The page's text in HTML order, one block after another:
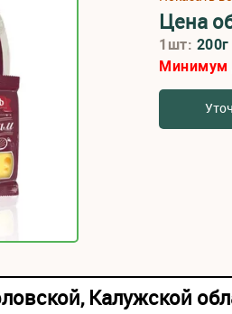
Цена
1шт: 200г
Минимум
Калужской